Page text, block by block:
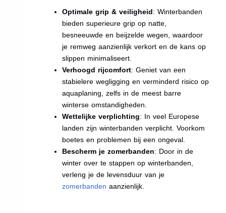
Optimale grip & veiligheid: Winterbanden
bieden superieure grip op natte,
besneeuwde en beijzelde wegen, waardoor
je remweg aanzienlijk verkort en de kans op
slippen minimaliseert.
Verhoogd rijcomfort: Geniet van een
stabielere wegligging en verminderd risico op
aquaplaning, zelfs in de meest barre
winterse omstandigheden.
Wettelijke verplichting: In veel Europese
landen zijn winterbanden verplicht. Voorkom
boetes en problemen bij een ongeval.
Bescherm je zomerbanden: Door in de
winter over te stappen op winterbanden,
verleng je de levensduur van je
zomerbanden aanzienlijk.